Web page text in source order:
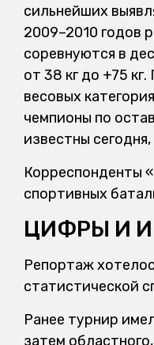
сильнейших
2009–2010 годов
соревнуются в
от 38 кг до +75
весовых
чемпионы по
известны сегодня,
Корреспонденты
спортивных
ЦИФРЫ И
Репортаж
статистической
Ранее турнир
затем